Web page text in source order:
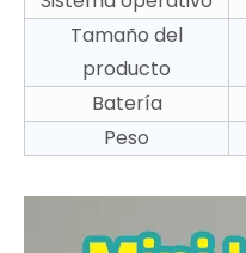
Tamaño del
producto
Batería
Peso